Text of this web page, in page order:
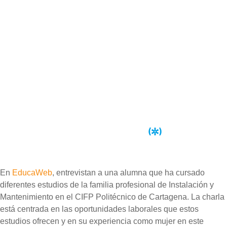
En EducaWeb, entrevistan a una alumna que ha cursado
diferentes estudios de la familia profesional de Instalación y
Mantenimiento en el CIFP Politécnico de Cartagena. La charla
está centrada en las oportunidades laborales que estos
estudios ofrecen y en su experiencia como mujer en este